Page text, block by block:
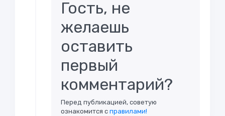
Гость, не
желаешь
оставить
первый
комментарий?
Перед публикацией, советую
ознакомится справилами!